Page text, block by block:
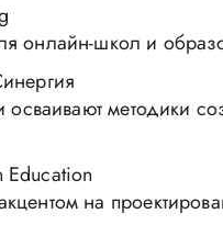
онлайн-школ и
методики
на